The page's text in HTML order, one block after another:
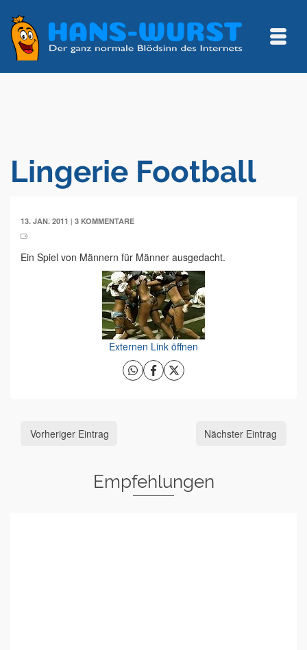
Lingerie Football
13. JAN. 2011 | 3 KOMMENTARE
Ein Spiel von Männern für Männer ausgedacht.
Externen Link öffnen
Vorheriger Eintrag Nächster Eintrag
Empfehlungen